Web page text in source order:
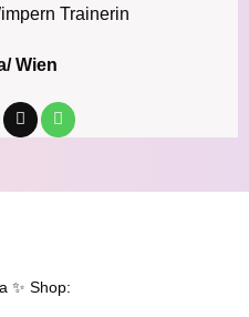
Trainerin
Wien
✨ Shop: